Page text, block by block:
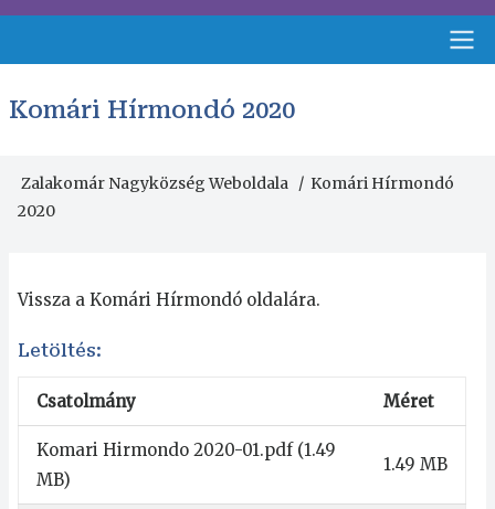
Ugrás
Fejléc
Komári Hírmondó 2020
Morzsa
Zalakomár Nagyközség Weboldala
Komári Hírmondó
2020
Vissza a Komári Hírmondó oldalára.
Letöltés:
Csatolmány Méret
Komari Hirmondo 2020-01.pdf (1.49
MB)
1.49 MB